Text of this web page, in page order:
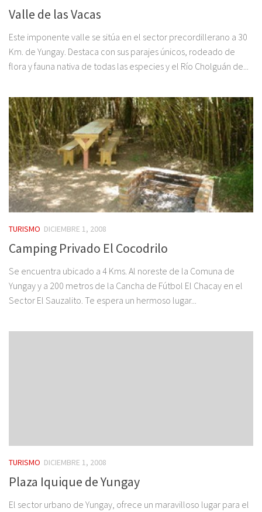
Valle de las Vacas
Este imponente valle se sitúa en el sector precordillerano a 30
Km. de Yungay. Destaca con sus parajes únicos, rodeado de
flora y fauna nativa de todas las especies y el Río Cholguán de...
TURISMO DICIEMBRE 1, 2008
Camping Privado El Cocodrilo
Se encuentra ubicado a 4 Kms. Al noreste de la Comuna de
Yungay y a 200 metros de la Cancha de Fútbol El Chacay en el
Sector El Sauzalito. Te espera un hermoso lugar...
TURISMO DICIEMBRE 1, 2008
Plaza Iquique de Yungay
El sector urbano de Yungay, ofrece un maravilloso lugar para el